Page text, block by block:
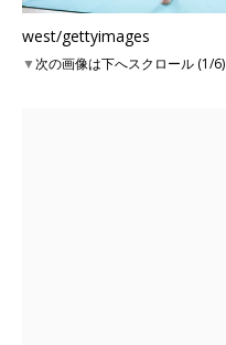
west/gettyimages
▼次の画像は下へスクロール (1/6)